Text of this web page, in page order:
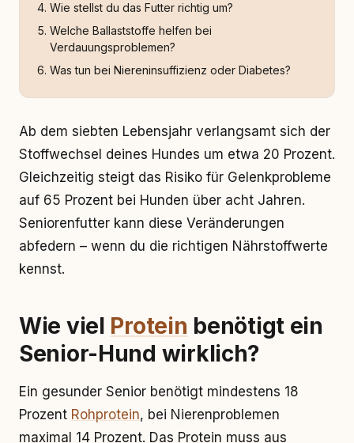
Wie stellst du das Futter richtig um?
Welche Ballaststoffe helfen bei
Verdauungsproblemen?
Was tun bei Niereninsuffizienz oder Diabetes?
Ab dem siebten Lebensjahr verlangsamt sich der
Stoffwechsel deines Hundes um etwa 20 Prozent.
Gleichzeitig steigt das Risiko für Gelenkprobleme
auf 65 Prozent bei Hunden über acht Jahren.
Seniorenfutter kann diese Veränderungen
abfedern – wenn du die richtigen Nährstoffwerte
kennst.
Wie viel Protein benötigt ein
Senior-Hund wirklich?
Ein gesunder Senior benötigt mindestens 18
Prozent Rohprotein, bei Nierenproblemen
maximal 14 Prozent. Das Protein muss aus